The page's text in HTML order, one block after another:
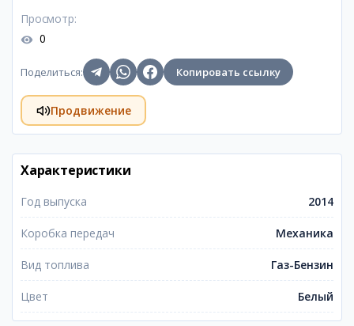
Просмотр:
0
Поделиться: Копировать ссылку
Продвижение
Характеристики
Год выпуска 2014
Коробка передач Механика
Вид топлива Газ-Бензин
Цвет Белый